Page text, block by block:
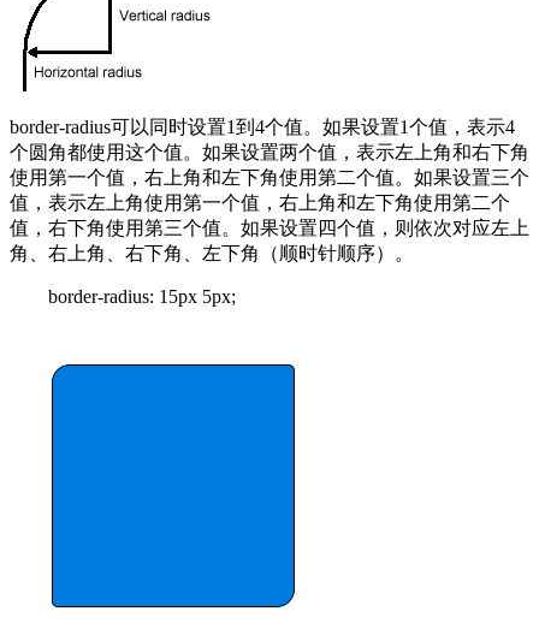
border-radius可以同时设置1到4个值。如果设置1个值，表示4
个圆角都使用这个值。如果设置两个值，表示左上角和右下角
使用第一个值，右上角和左下角使用第二个值。如果设置三个
值，表示左上角使用第一个值，右上角和左下角使用第二个
值，右下角使用第三个值。如果设置四个值，则依次对应左上
角、右上角、右下角、左下角（顺时针顺序）。
border-radius: 15px 5px;